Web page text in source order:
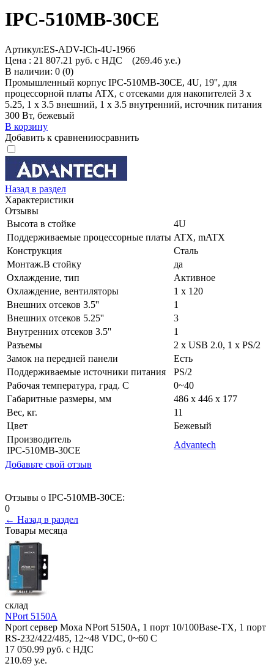
IPC-510MB-30CE
Артикул:ES-ADV-ICh-4U-1966
Цена : 21 807.21 руб. с НДС (269.46 у.е.)
В наличии: 0 (0)
Промышленный корпус IPC-510MB-30CE, 4U, 19'', для
процессорной платы ATX, с отсеками для накопителей 3 x
5.25, 1 x 3.5 внешний, 1 x 3.5 внутренний, источник питания
300 Вт, бежевый
В корзину
Добавить к сравнениюсравнить
Назад в раздел
Характеристики
Отзывы
Высота в стойке
4U
Поддерживаемые процессорные платы ATX, mATX
Конструкция
Сталь
Монтаж.В стойку
да
Охлаждение, тип
Активное
Охлаждение, вентиляторы
1 x 120
Внешних отсеков 3.5''
1
Внешних отсеков 5.25''
3
Внутренних отсеков 3.5''
1
Разъемы
2 x USB 2.0, 1 x PS/2
Замок на передней панели
Есть
Поддерживаемые источники питания
PS/2
Рабочая температура, град. C
0~40
Габаритные размеры, мм
486 x 446 x 177
Вес, кг.
11
Цвет
Бежевый
Производитель
IPC-510MB-30CE
Advantech
Добавьте свой отзыв
Отзывы о IPC-510MB-30CE:
0
← Назад в раздел
Товары месяца
склад
NPort 5150A
Nport сервер Moxa NPort 5150A, 1 порт 10/100Base-TX, 1 порт
RS-232/422/485, 12~48 VDC, 0~60 С
17 050.99 руб. с НДС
210.69 у.е.